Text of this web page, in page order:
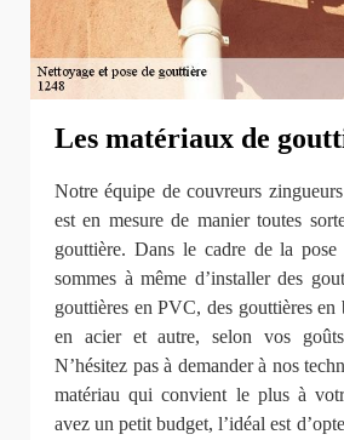
Les matériaux de
Notre équipe de couvreurs
est en mesure de manier toutes
gouttière. Dans le cadre de la
sommes à même d’installer des
gouttières en PVC, des gouttières en
en acier et autre, selon vos
N’hésitez pas à demander à nos
matériau qui convient le plus à
avez un petit budget, l’idéal est